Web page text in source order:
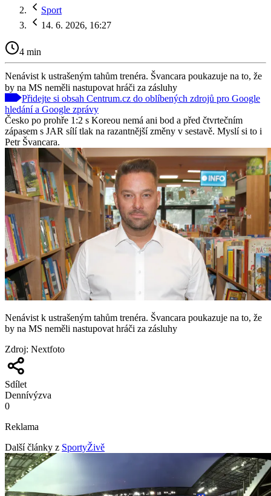
Sport
14. 6. 2026, 16:27
4 min
Nenávist k ustrašeným tahům trenéra. Švancara poukazuje na to, že
by na MS neměli nastupovat hráči za zásluhy
Přidejte si obsah Centrum.cz do oblíbených zdrojů pro Google
hledání a Google zprávy
Česko po prohře 1:2 s Koreou nemá ani bod a před čtvrtečním
zápasem s JAR sílí tlak na razantnější změny v sestavě. Myslí si to i
Petr Švancara.
Nenávist k ustrašeným tahům trenéra. Švancara poukazuje na to, že
by na MS neměli nastupovat hráči za zásluhy
Zdroj: Nextfoto
Sdílet
Dennívýzva
0
Reklama
Další články z SportyŽivě